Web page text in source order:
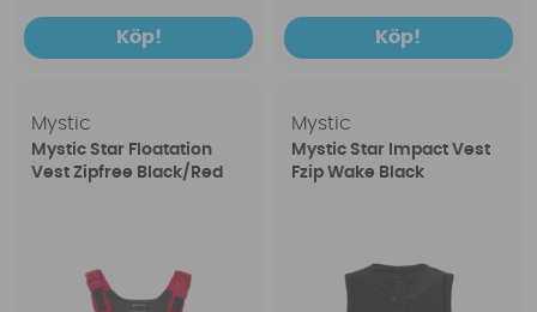
Köp! Köp!
Mystic
Mystic Star Floatation
Vest Zipfree Black/Red
Mystic
Mystic Star Impact Vest
Fzip Wake Black